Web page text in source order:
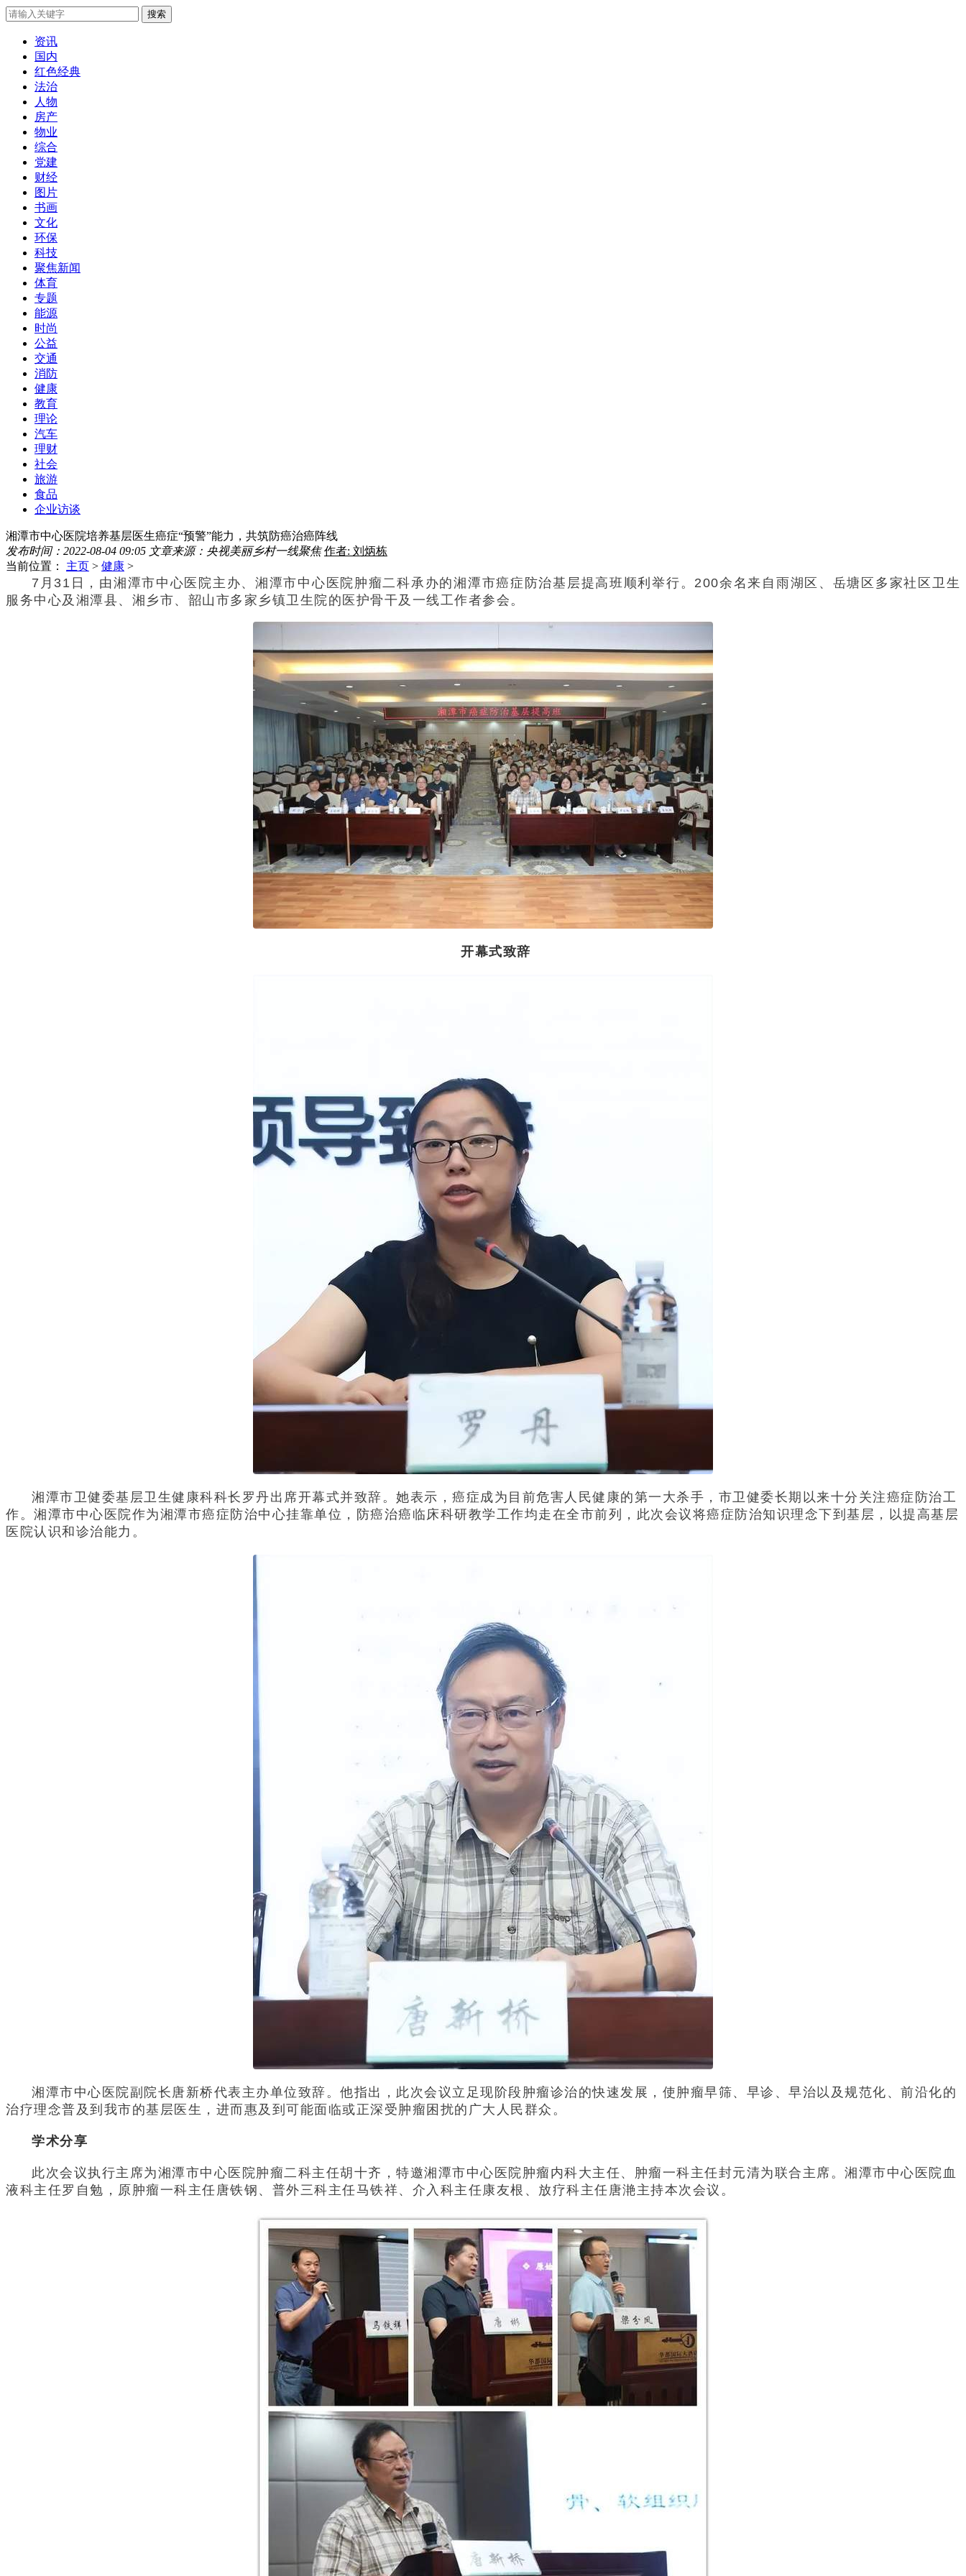
搜索
资讯
国内
红色经典
法治
人物
房产
物业
综合
党建
财经
图片
书画
文化
环保
科技
聚焦新闻
体育
专题
能源
时尚
公益
交通
消防
健康
教育
理论
汽车
理财
社会
旅游
食品
企业访谈
湘潭市中心医院培养基层医生癌症“预警”能力，共筑防癌治癌阵线
发布时间：2022-08-04 09:05 文章来源：央视美丽乡村一线聚焦 作者: 刘炳栋
当前位置： 主页 > 健康 >
7月31日，由湘潭市中心医院主办、湘潭市中心医院肿瘤二科承办的湘潭市癌症防治基层提高班顺利举行。200余名来自雨湖区、岳塘区多家社区卫生
服务中心及湘潭县、湘乡市、韶山市多家乡镇卫生院的医护骨干及一线工作者参会。
开幕式致辞
湘潭市卫健委基层卫生健康科科长罗丹出席开幕式并致辞。她表示，癌症成为目前危害人民健康的第一大杀手，市卫健委长期以来十分关注癌症防治工
作。湘潭市中心医院作为湘潭市癌症防治中心挂靠单位，防癌治癌临床科研教学工作均走在全市前列，此次会议将癌症防治知识理念下到基层，以提高基层
医院认识和诊治能力。
湘潭市中心医院副院长唐新桥代表主办单位致辞。他指出，此次会议立足现阶段肿瘤诊治的快速发展，使肿瘤早筛、早诊、早治以及规范化、前沿化的
治疗理念普及到我市的基层医生，进而惠及到可能面临或正深受肿瘤困扰的广大人民群众。
学术分享
此次会议执行主席为湘潭市中心医院肿瘤二科主任胡十齐，特邀湘潭市中心医院肿瘤内科大主任、肿瘤一科主任封元清为联合主席。湘潭市中心医院血
液科主任罗自勉，原肿瘤一科主任唐铁钢、普外三科主任马铁祥、介入科主任康友根、放疗科主任唐滟主持本次会议。